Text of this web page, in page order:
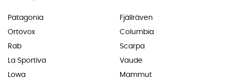
Patagonia
Ortovox
Rab
La Sportiva
Lowa
Fjällräven
Columbia
Scarpa
Vaude
Mammut